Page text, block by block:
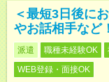
＜最短3日後に
やお話相手など
派遣 職種未経験OK
WEB登録・面接OK